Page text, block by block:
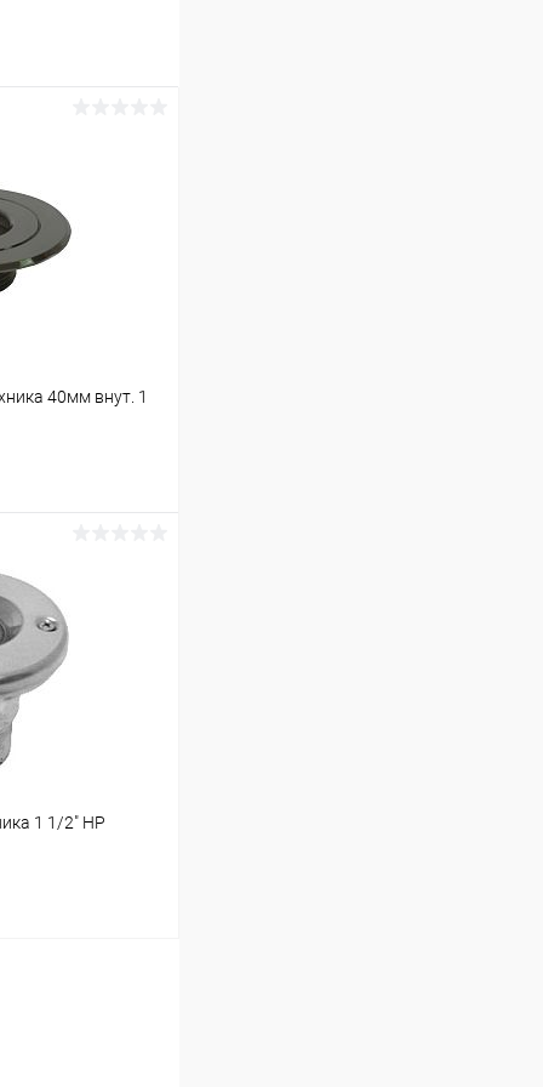
40мм внут. 1
Под заказ
1 1/2" НР